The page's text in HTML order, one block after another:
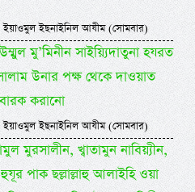
ইছনাইনিল আযীম (সোমবার)
মু’মিনীন সাইয়্যিদাতুনা হযরত
উনার পক্ষ থেকে দাওয়াত
করানো
ইছনাইনিল আযীম (সোমবার)
মুরসালীন, খ্বাতামুন নাবিয়্যীন,
পাক ছল্লাল্লাহু আলাইহি ওয়া